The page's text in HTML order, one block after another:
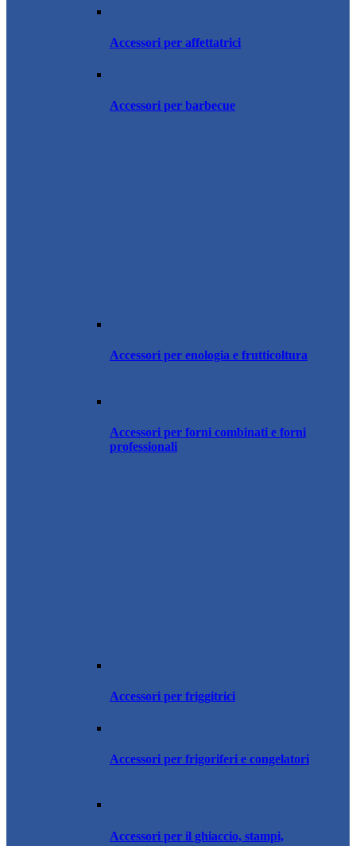
Accessori per affettatrici
Accessori per barbecue
Accessori per enologia e frutticoltura
Accessori per forni combinati e forni
professionali
Accessori per friggitrici
Accessori per frigoriferi e congelatori
Accessori per il ghiaccio, stampi,